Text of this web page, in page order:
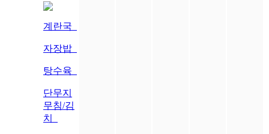
계란국
자장밥
탕수육
단무지
무침/김
치